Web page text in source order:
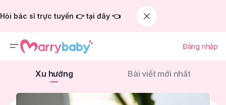
Hỏi bác sĩ trực tuyến 👉 tại đây 👈
Đăng nhập
Xu hướng Bài viết mới nhất